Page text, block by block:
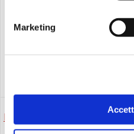
Marketing
Post